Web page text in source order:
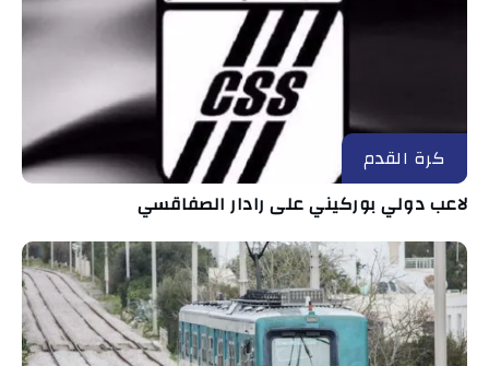
كرة القدم
لاعب دولي بوركيني على رادار الصفاقسي